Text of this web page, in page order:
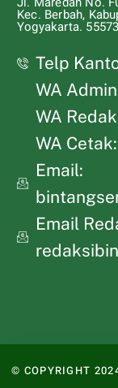
Kec. Berbah,
Yogyakarta. 55573
Telp
WA
WA
WA
Email:
Email
© COPYRIGHT